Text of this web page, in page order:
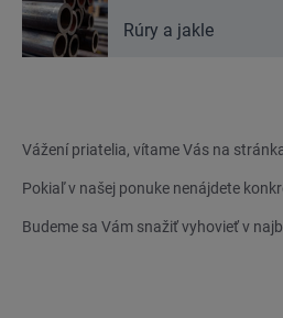
Rúry a jakle
Ferona
Online
Vážení priatelia, vítame Vás na
Pokiaľ v našej ponuke nenájdete
Budeme sa Vám snažiť vyhovieť v